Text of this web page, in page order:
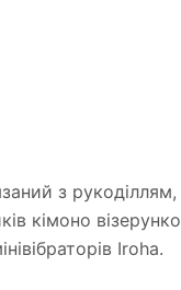
з
кімоно
Iroha.